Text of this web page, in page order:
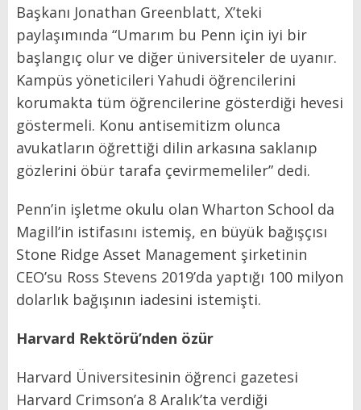
Başkanı Jonathan Greenblatt, X’teki
paylaşımında “Umarım bu Penn için iyi bir
başlangıç olur ve diğer üniversiteler de uyanır.
Kampüs yöneticileri Yahudi öğrencilerini
korumakta tüm öğrencilerine gösterdiği hevesi
göstermeli. Konu antisemitizm olunca
avukatların öğrettiği dilin arkasına saklanıp
gözlerini öbür tarafa çevirmemeliler” dedi.
Penn’in işletme okulu olan Wharton School da
Magill’in istifasını istemiş, en büyük bağışçısı
Stone Ridge Asset Management şirketinin
CEO’su Ross Stevens 2019’da yaptığı 100 milyon
dolarlık bağışının iadesini istemişti.
Harvard Rektörü’nden özür
Harvard Üniversitesinin öğrenci gazetesi
Harvard Crimson’a 8 Aralık’ta verdiği